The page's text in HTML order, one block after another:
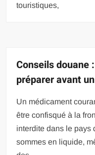
touristiques,
Conseils douane
préparer avant
Un médicament
être confisqué à la
interdite dans le pays
sommes en liquide,